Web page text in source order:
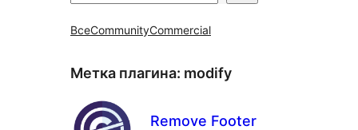
ВсеCommunityCommercial
Метка плагина: modify
Remove Footer